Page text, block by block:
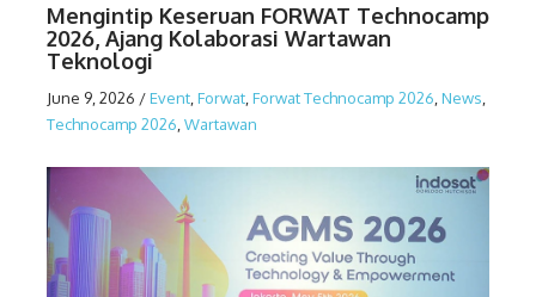
Mengintip Keseruan FORWAT Technocamp
2026, Ajang Kolaborasi Wartawan
Teknologi
June 9, 2026 /Event Forwat Forwat Technocamp 2026 News
Technocamp 2026 Wartawan